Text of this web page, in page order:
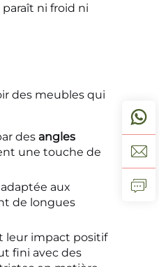
ni froid ni
des meubles qui
des angles
une touche de
aux
de longues
leur impact positif
fini avec des